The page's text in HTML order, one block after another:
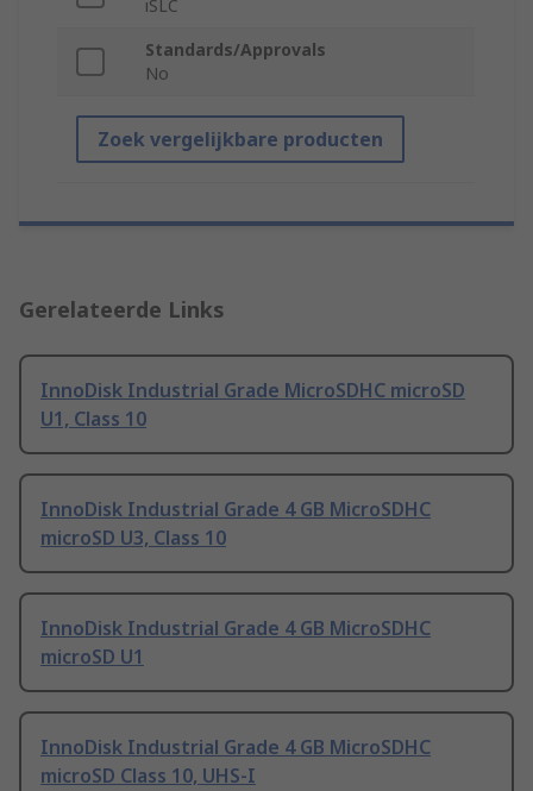
iSLC
Standards/Approvals
No
Zoek vergelijkbare producten
Gerelateerde Links
InnoDisk Industrial Grade MicroSDHC microSD
U1, Class 10
InnoDisk Industrial Grade 4 GB MicroSDHC
microSD U3, Class 10
InnoDisk Industrial Grade 4 GB MicroSDHC
microSD U1
InnoDisk Industrial Grade 4 GB MicroSDHC
microSD Class 10, UHS-I